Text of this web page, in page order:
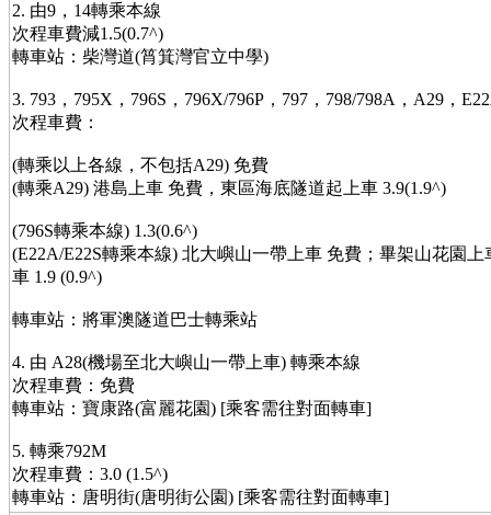
2. 由9，14轉乘本線
次程車費減1.5(0.7^)
轉車站：柴灣道(筲箕灣官立中學)
3. 793，795X，796S，796X/796P，797，798/798A，A29，
次程車費：
(轉乘以上各線，不包括A29) 免費
(轉乘A29) 港島上車 免費，東區海底隧道起上車 3.9(1.9^)
(796S轉乘本線) 1.3(0.6^)
(E22A/E22S轉乘本線) 北大嶼山一帶上車 免費；畢架山花園上
車 1.9 (0.9^)
轉車站：將軍澳隧道巴士轉乘站
4. 由 A28(機場至北大嶼山一帶上車) 轉乘本線
次程車費：免費
轉車站：寶康路(富麗花園) [乘客需往對面轉車]
5. 轉乘792M
次程車費：3.0 (1.5^)
轉車站：唐明街(唐明街公園) [乘客需往對面轉車]